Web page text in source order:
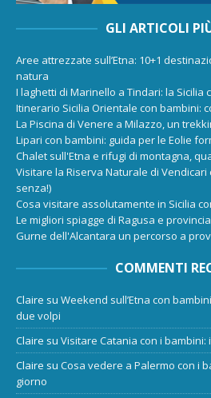
GLI ARTICOLI
Aree attrezzate sull’Etna: 10+1
natura
I laghetti di Marinello a Tindari: la Sicilia
Itinerario Sicilia Orientale con bambini:
La Piscina di Venere a Milazzo, un
Lipari con bambini: guida per le Eolie
Chalet sull'Etna e rifugi di montagna,
Visitare la Riserva Naturale di Vendicari
senza!)
Cosa visitare assolutamente in Sicilia
Le migliori spiagge di Ragusa e
Gurne dell'Alcantara un percorso a
COMMENTI
Claire su Weekend sull’Etna con
due volpi
Claire su Visitare Catania con i
Claire su Cosa vedere a Palermo con i
giorno